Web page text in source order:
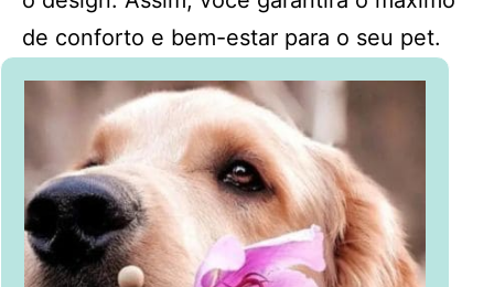
de conforto e bem-estar para o seu pet.